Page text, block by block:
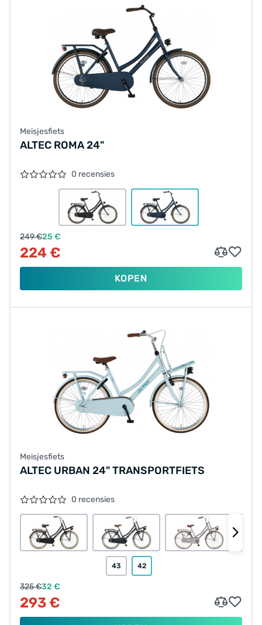
Meisjesfiets
ALTEC ROMA 24"
0 recensies
249 €25 €
224 €
KOPEN
Meisjesfiets
ALTEC URBAN 24" TRANSPORTFIETS
0 recensies
43 42
325 €32 €
293 €